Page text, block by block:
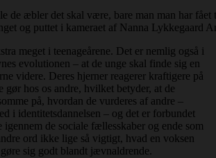
de æbler det skal være, bare man man har
og puttet i kameraet af Nanna Lykkegaard
meget i teenageårene. Det er nemlig også i
evolutionen – at de unge skal finde sig en
videre. Deres hjerner reagerer kraftigere på
gør hos os andre, hvilket betyder, at de
på, hvordan de vurderes af andre –
i identitetsdannelsen – og det er forbundet
igennem de sociale fællesskaber og ende som
ord ikke lige så vigtigt, hvad en voksen
gøre sig godt blandt jævnaldrende.